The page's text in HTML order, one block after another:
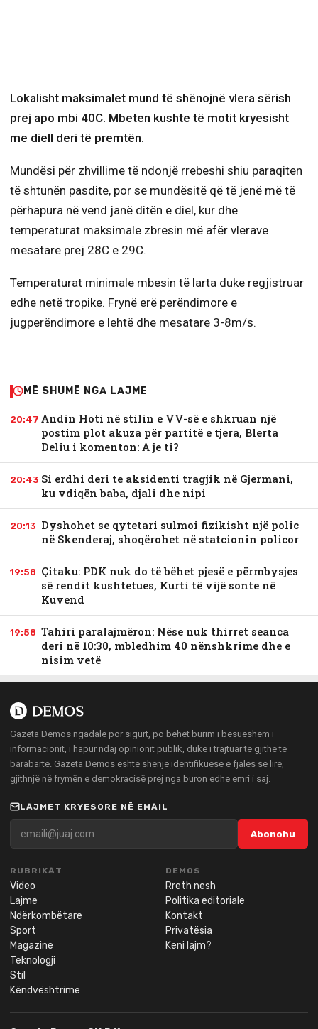
Lokalisht maksimalet mund të shënojnë vlera sërish
prej apo mbi 40C. Mbeten kushte të motit kryesisht
me diell deri të premtën.
Mundësi për zhvillime të ndonjë rrebeshi shiu paraqiten
të shtunën pasdite, por se mundësitë që të jenë më të
përhapura në vend janë ditën e diel, kur dhe
temperaturat maksimale zbresin më afër vlerave
mesatare prej 28C e 29C.
Temperaturat minimale mbesin të larta duke regjistruar
edhe netë tropike. Frynë erë perëndimore e
jugperëndimore e lehtë dhe mesatare 3-8m/s.
MË SHUMË NGA LAJME
20:47 Andin Hoti në stilin e VV-së e shkruan një
postim plot akuza për partitë e tjera, Blerta
Deliu i komenton: A je ti?
20:43 Si erdhi deri te aksidenti tragjik në Gjermani,
ku vdiqën baba, djali dhe nipi
20:13 Dyshohet se qytetari sulmoi fizikisht një polic
në Skenderaj, shoqërohet në statcionin policor
19:58 Çitaku: PDK nuk do të bëhet pjesë e përmbysjes
së rendit kushtetues, Kurti të vijë sonte në
Kuvend
19:58 Tahiri paralajmëron: Nëse nuk thirret seanca
deri në 10:30, mbledhim 40 nënshkrime dhe e
nisim vetë
Gazeta Demos ngadalë por sigurt, po bëhet burim i besueshëm i
informacionit, i hapur ndaj opinionit publik, duke i trajtuar të gjithë të
barabartë. Gazeta Demos është shenjë identifikuese e fjalës së lirë,
gjithnjë në frymën e demokracisë prej nga buron edhe emri i saj.
LAJMET KRYESORE NË EMAIL
Abonohu
RUBRIKAT
Video
Lajme
Ndërkombëtare
Sport
Magazine
Teknologji
Stil
Këndvështrime
DEMOS
Rreth nesh
Politika editoriale
Kontakt
Privatësia
Keni lajm?